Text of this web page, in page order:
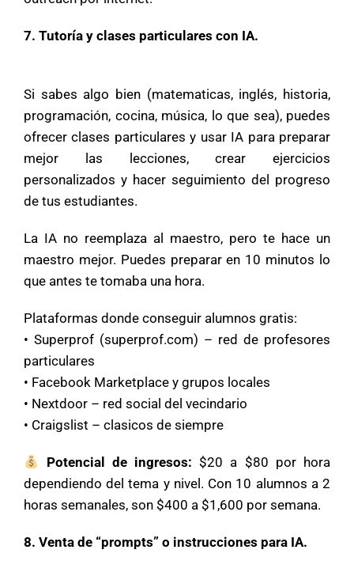
7. Tutoría y clases particulares con IA.
Si sabes algo bien (matematicas, inglés, historia,
programación, cocina, música, lo que sea), puedes
ofrecer clases particulares y usar IA para preparar
mejor las lecciones, crear ejercicios
personalizados y hacer seguimiento del progreso
de tus estudiantes.
La IA no reemplaza al maestro, pero te hace un
maestro mejor. Puedes preparar en 10 minutos lo
que antes te tomaba una hora.
Plataformas donde conseguir alumnos gratis:
• Superprof (superprof.com) – red de profesores
particulares
• Facebook Marketplace y grupos locales
• Nextdoor – red social del vecindario
• Craigslist – clasicos de siempre
Potencial de ingresos: $20 a $80 por hora
dependiendo del tema y nivel. Con 10 alumnos a 2
horas semanales, son $400 a $1,600 por semana.
8. Venta de “prompts” o instrucciones para IA.